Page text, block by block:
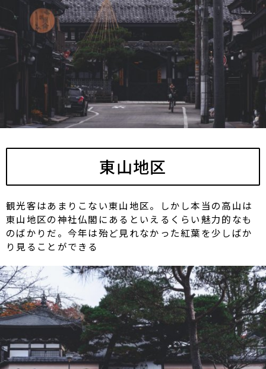
東山地区
観光客はあまりこない東山地区。しかし本当の高山は
東山地区の神社仏閣にあるといえるくらい魅力的なも
のばかりだ。今年は殆ど見れなかった紅葉を少しばか
り見ることができる